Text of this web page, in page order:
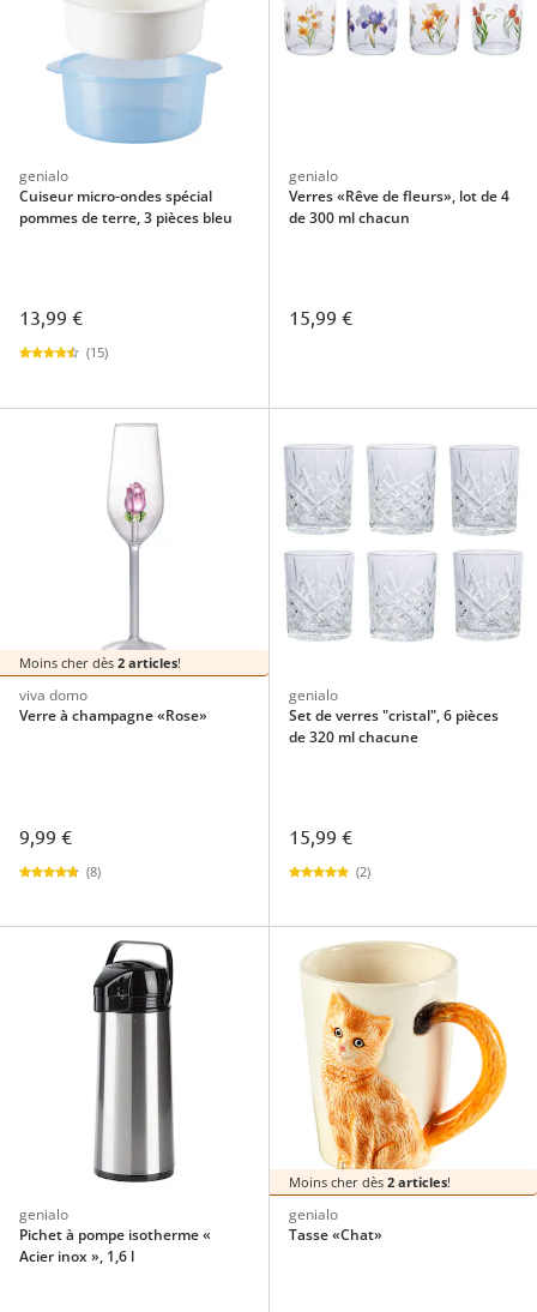
genialo
Cuiseur micro-ondes spécial
pommes de terre, 3 pièces bleu
13,99 €
(15)
genialo
Verres «Rêve de fleurs», lot de 4
de 300 ml chacun
15,99 €
Moins cher dès 2 articles!
viva domo
Verre à champagne «Rose»
9,99 €
(8)
genialo
Set de verres "cristal", 6 pièces
de 320 ml chacune
15,99 €
(2)
genialo
Pichet à pompe isotherme «
Acier inox », 1,6 l
Moins cher dès 2 articles!
genialo
Tasse «Chat»